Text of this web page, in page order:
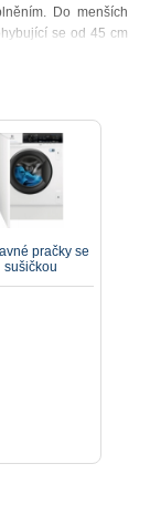
Do menších
se od 45 cm
Vám
Jak vybrat vhodnou
pračky se
sušičkou